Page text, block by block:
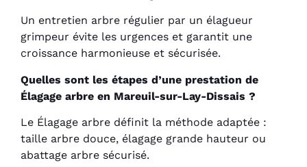
Un entretien arbre régulier par un élagueur
grimpeur évite les urgences et garantit une
croissance harmonieuse et sécurisée.
Quelles sont les étapes d’une prestation de
Élagage arbre en Mareuil-sur-Lay-Dissais ?
Le Élagage arbre définit la méthode adaptée :
taille arbre douce, élagage grande hauteur ou
abattage arbre sécurisé.